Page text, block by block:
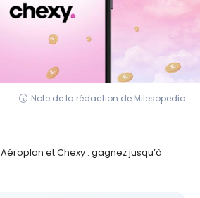
Note de la rédaction de Milesopedia
Aéroplan et Chexy : gagnez jusqu’à